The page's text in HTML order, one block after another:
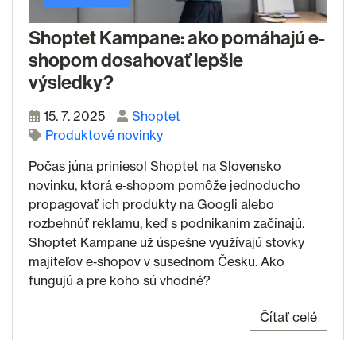
Shoptet Kampane: ako pomáhajú e-
shopom dosahovať lepšie
výsledky?
15. 7. 2025
Shoptet
Produktové novinky
Počas júna priniesol Shoptet na Slovensko
novinku, ktorá e‑shopom pomôže jednoducho
propagovať ich produkty na Googli alebo
rozbehnúť reklamu, keď s podnikaním začínajú.
Shoptet Kampane už úspešne využívajú stovky
majiteľov e‑shopov v susednom Česku. Ako
fungujú a pre koho sú vhodné?
Čítať celé